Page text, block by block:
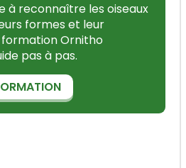
à reconnaître les oiseaux
formes et leur
Ornitho
pas à pas.